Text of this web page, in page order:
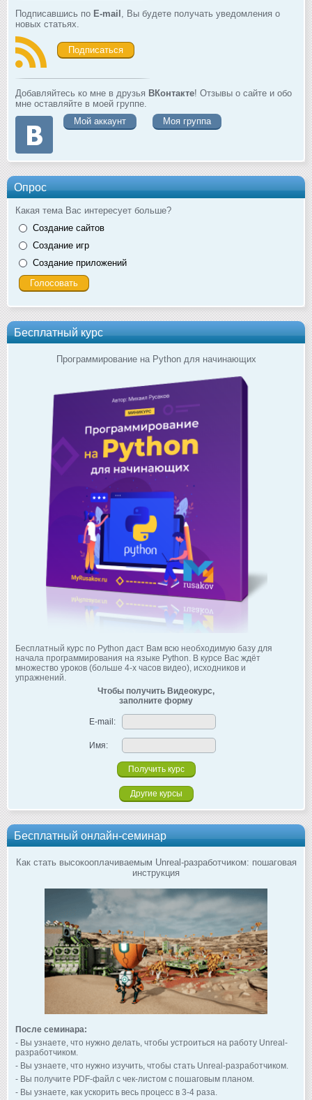
Подписавшись по E-mail
, Вы будете получать уведомления о
новых статьях.
Подписаться
Добавляйтесь ко мне в друзья ВКонтакте! Отзывы о сайте и обо
мне оставляйте в моей группе.
Мой аккаунт
Моя группа
Опрос
Какая тема Вас интересует больше?
Создание сайтов
Создание игр
Создание приложений
Бесплатный курс
Программирование на Python для начинающих
Бесплатный курс по Python даст Вам всю необходимую базу для
начала программирования на языке Python. В курсе Вас ждёт
множество уроков (больше 4-х часов видео), исходников и
упражнений.
Чтобы получить Видеокурс,
заполните форму
E-mail:
Имя:
Другие курсы
Бесплатный онлайн-семинар
Как стать высокооплачиваемым Unreal-разработчиком: пошаговая
инструкция
После семинара:
- Вы узнаете, что нужно делать, чтобы устроиться на работу Unreal-
разработчиком.
- Вы узнаете, что нужно изучить, чтобы стать Unreal-разработчиком.
- Вы получите PDF-файл с чек-листом с пошаговым планом.
- Вы узнаете, как ускорить весь процесс в 3-4 раза.